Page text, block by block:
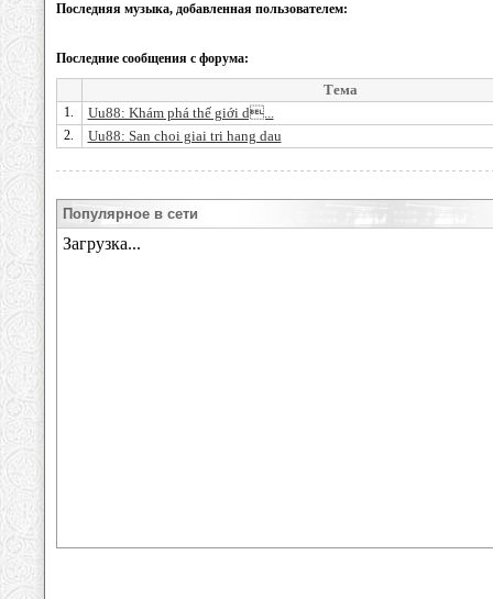
Последняя музыка, добавленная пользователем:
Последние сообщения с форума:
Тема
1. Uu88: Khám phá thế giới d...
2. Uu88: San choi giai tri hang dau
Популярное в сети